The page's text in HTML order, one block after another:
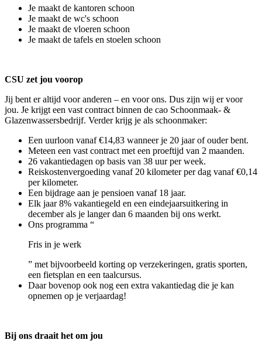
Je maakt de kantoren schoon
Je maakt de wc's schoon
Je maakt de vloeren schoon
Je maakt de tafels en stoelen schoon
CSU zet jou voorop
Jij bent er altijd voor anderen – en voor ons. Dus zijn wij er voor
jou. Je krijgt een vast contract binnen de cao Schoonmaak- &
Glazenwassersbedrijf. Verder krijg je als schoonmaker:
Een uurloon vanaf €14,83 wanneer je 20 jaar of ouder bent.
Meteen een vast contract met een proeftijd van 2 maanden.
26 vakantiedagen op basis van 38 uur per week.
Reiskostenvergoeding vanaf 20 kilometer per dag vanaf €0,14
per kilometer.
Een bijdrage aan je pensioen vanaf 18 jaar.
Elk jaar 8% vakantiegeld en een eindejaarsuitkering in
december als je langer dan 6 maanden bij ons werkt.
Ons programma “
Fris in je werk
” met bijvoorbeeld korting op verzekeringen, gratis sporten,
een fietsplan en een taalcursus.
Daar bovenop ook nog een extra vakantiedag die je kan
opnemen op je verjaardag!
Bij ons draait het om jou